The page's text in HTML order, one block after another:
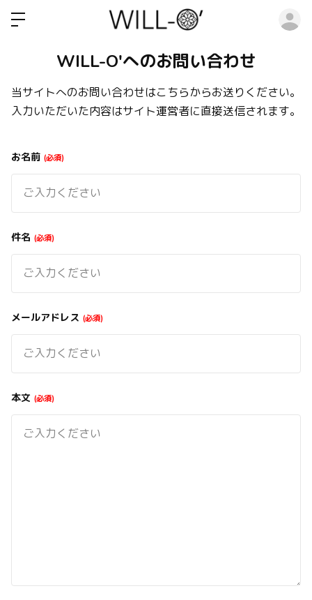
WILL-O'へのお問い合わせ
当サイトへのお問い合わせはこちらからお送りください。
入力いただいた内容はサイト運営者に直接送信されます。
お名前 必須
件名 必須
メールアドレス 必須
本文 必須